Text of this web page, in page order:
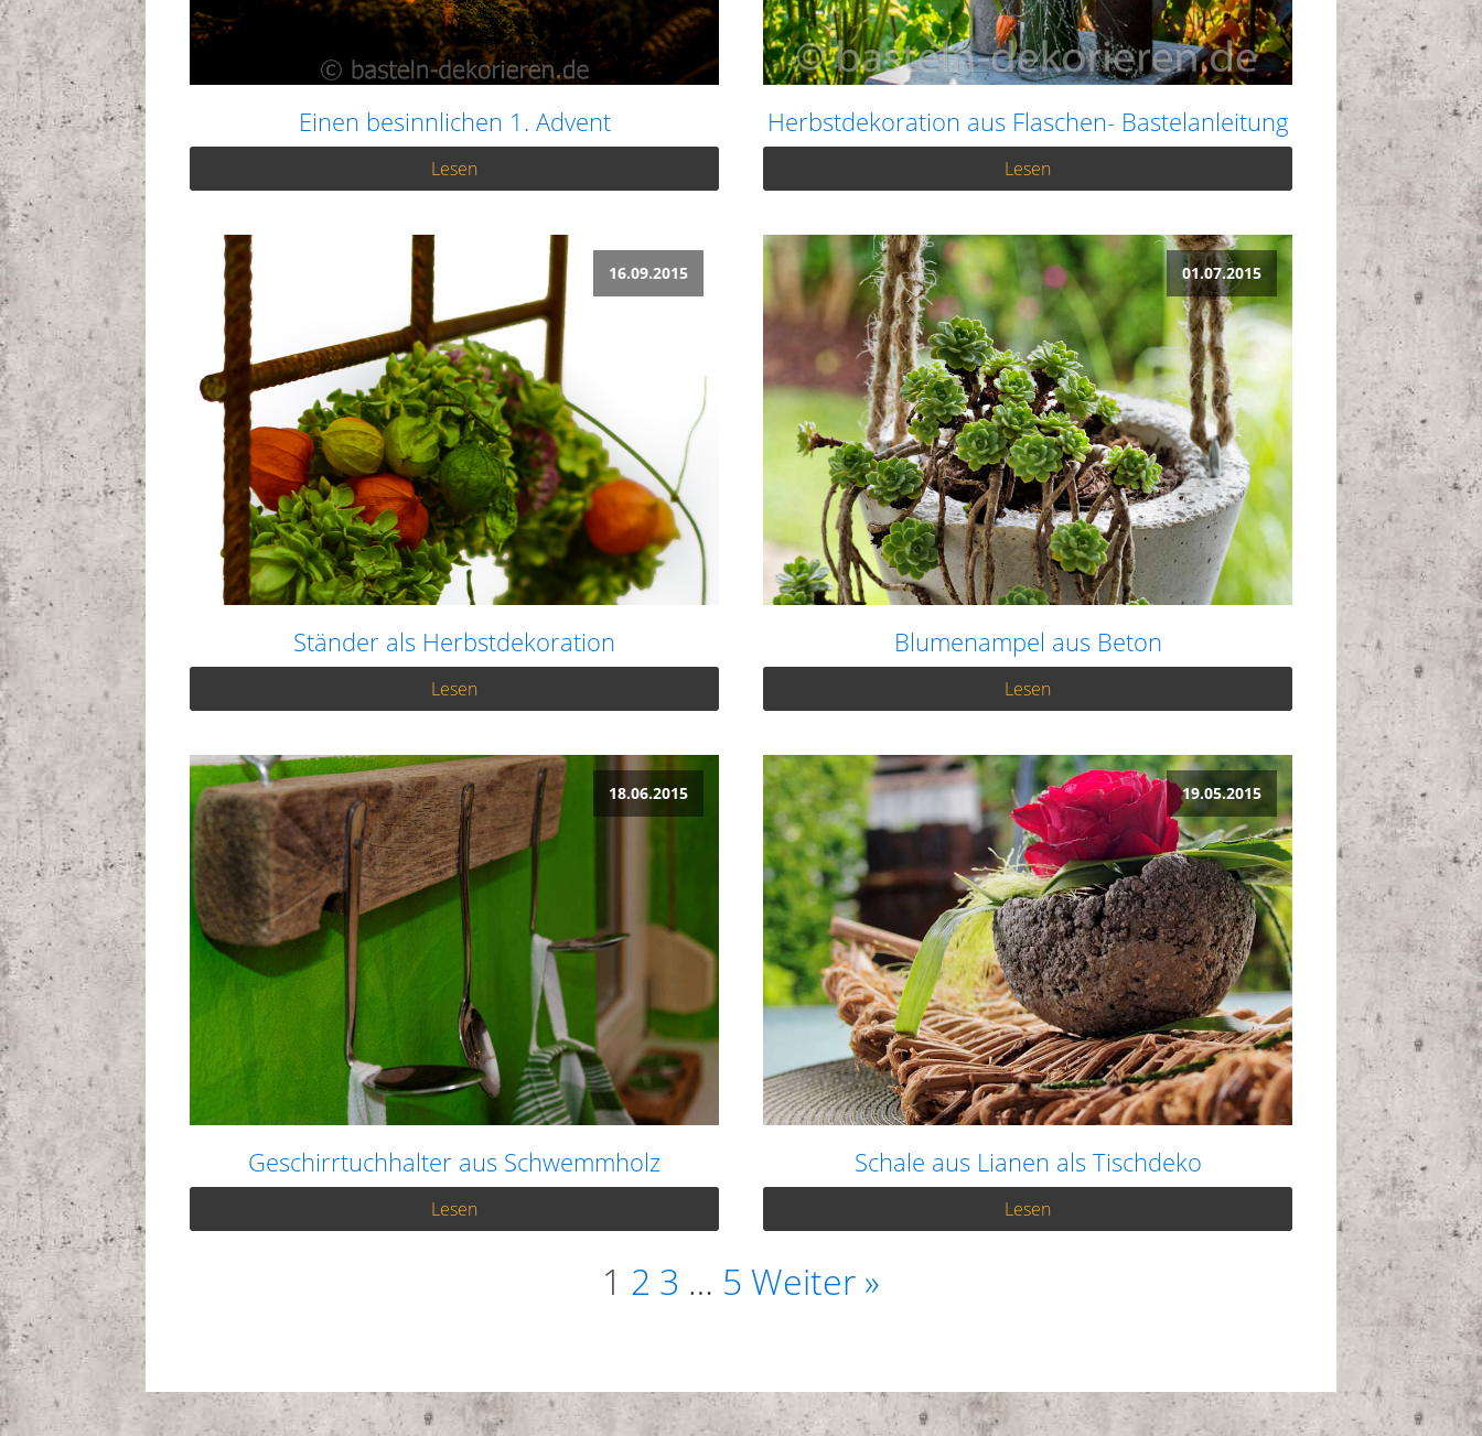
Einen besinnlichen 1. Advent
Lesen
Herbstdekoration aus Flaschen- Bastelanleitung
Lesen
16.09.2015
Ständer als Herbstdekoration
Lesen
01.07.2015
Blumenampel aus Beton
Lesen
18.06.2015
Geschirrtuchhalter aus Schwemmholz
Lesen
19.05.2015
Schale aus Lianen als Tischdeko
Lesen
1 2 3 … 5 Weiter »